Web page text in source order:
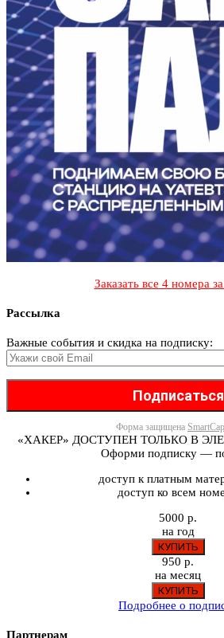
Заказать все 4 номера
Рассылка
Важные события и скидка на подписку:
Форма защищена
«ХАКЕР» ДОСТУПЕН ТОЛЬКО В
Оформи подписку —
доступ к платным
доступ ко всем
5000 р.
на год
950 р.
на месяц
Подробнее о
Партнерам